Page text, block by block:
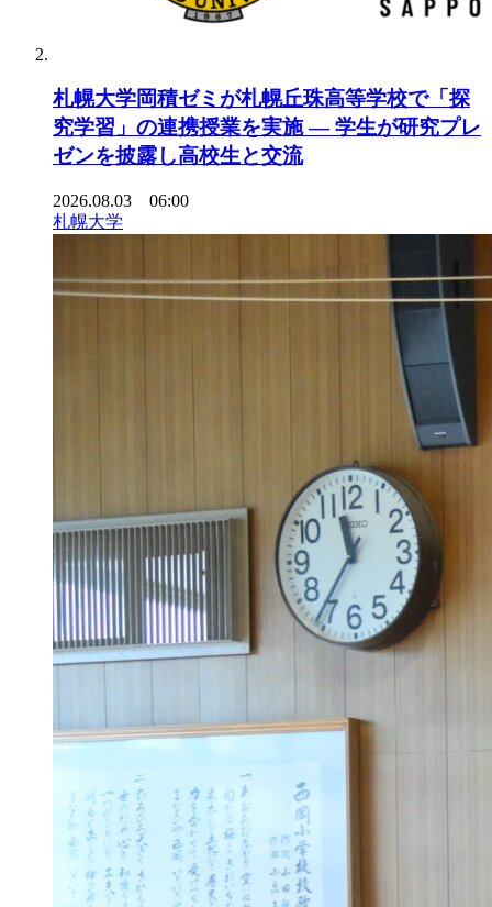
札幌大学岡積ゼミが札幌丘珠高等学校で「探
究学習」の連携授業を実施 ― 学生が研究プレ
ゼンを披露し高校生と交流
2026.08.03 06:00
札幌大学